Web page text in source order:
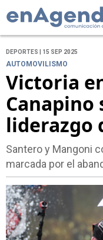
DEPORTES | 15 SEP 2025
AUTOMOVILISMO
Victoria
Canapino
liderazgo
Santero y Mangoni
marcada por el